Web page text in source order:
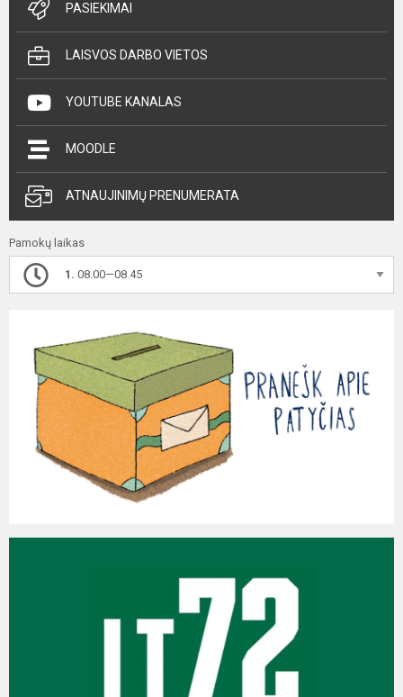
PASIEKIMAI
LAISVOS DARBO VIETOS
YOUTUBE KANALAS
MOODLE
ATNAUJINIMŲ PRENUMERATA
Pamokų laikas
1. 08.00—08.45